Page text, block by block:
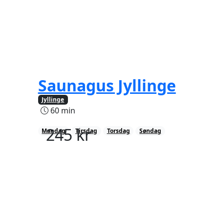
Saunagus Jyllinge
Jyllinge
60 min
Mandag Tirsdag Torsdag Søndag
245kr